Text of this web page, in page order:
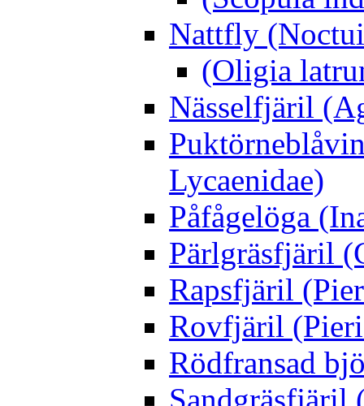
Nattfly
(Oligia
Nässelfjäril
Lycaenidae)
Påfågelöga
Pärlgräsfjäril
Rapsfjäril
Rovfjäril
Rödfransad